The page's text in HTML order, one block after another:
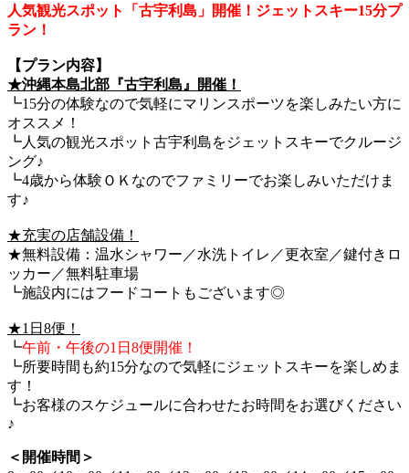
人気観光スポット「古宇利島」開催！ジェットスキー15分プ
ラン！
【プラン内容】
★沖縄本島北部『古宇利島』開催！
┗15分の体験なので気軽にマリンスポーツを楽しみたい方に
オススメ！
┗人気の観光スポット古宇利島をジェットスキーでクルージ
ング♪
┗4歳から体験ＯＫなのでファミリーでお楽しみいただけま
す♪
★充実の店舗設備！
★無料設備：温水シャワー／水洗トイレ／更衣室／鍵付きロ
ッカー／無料駐車場
┗施設内にはフードコートもございます◎
★1日8便！
┗午前・午後の1日8便開催！
┗所要時間も約15分なので気軽にジェットスキーを楽しめま
す！
┗お客様のスケジュールに合わせたお時間をお選びください
♪
＜開催時間＞